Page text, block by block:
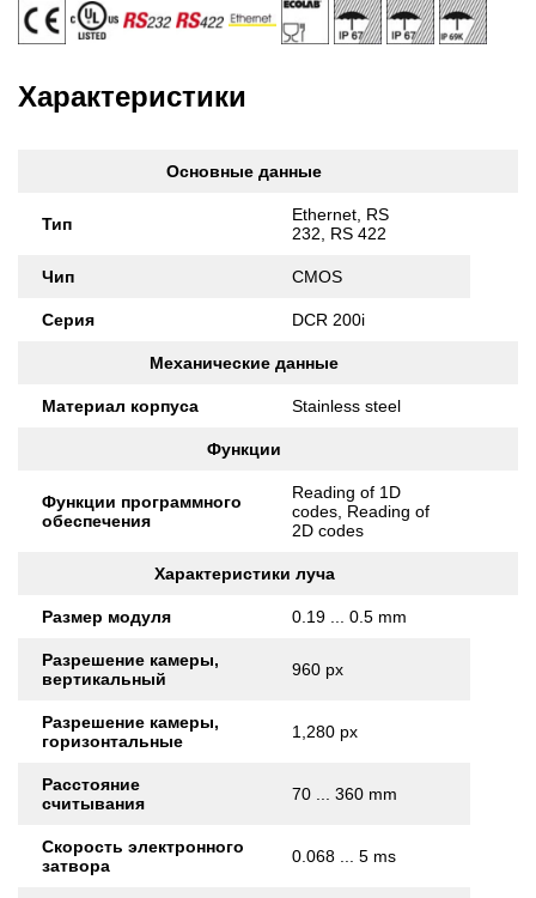
Характеристики
Основные данные
Тип
Ethernet, RS
232, RS 422
Чип CMOS
Серия DCR 200i
Механические данные
Материал корпуса Stainless steel
Функции
Функции программного
обеспечения
Reading of 1D
codes, Reading of
2D codes
Характеристики луча
Размер модуля 0.19 ... 0.5 mm
Разрешение камеры,
вертикальный
960 px
Разрешение камеры,
горизонтальные
1,280 px
Расстояние
считывания
70 ... 360 mm
Скорость электронного
затвора
0.068 ... 5 ms